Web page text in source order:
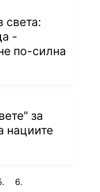
света:
-
по-силна
за
нациите